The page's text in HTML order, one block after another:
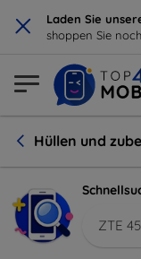
× Laden Sie
shoppen Sie
Hüllen und
ZTE